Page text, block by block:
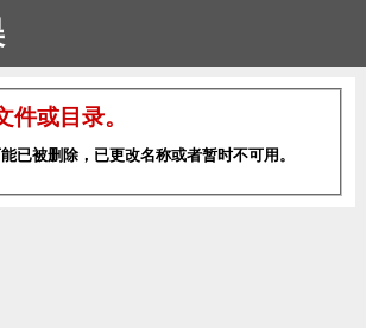
件或目录。
已被删除，已更改名称或者暂时不可用。